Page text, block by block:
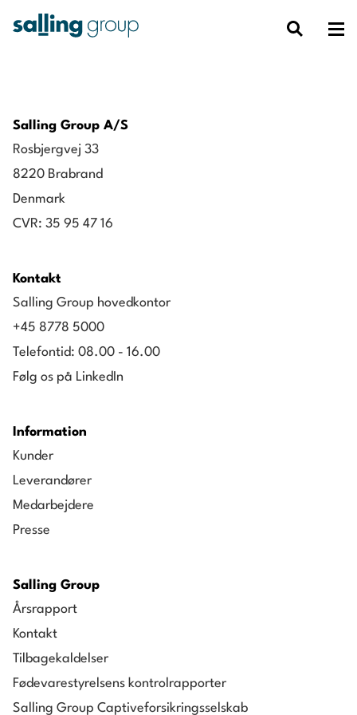
Salling Group A/S
Rosbjergvej 33
8220 Brabrand
Denmark
CVR: 35 95 47 16
Kontakt
Salling Group hovedkontor
+45 8778 5000
Telefontid: 08.00 - 16.00
Følg os på LinkedIn
Information
Kunder
Leverandører
Medarbejdere
Presse
Salling Group
Årsrapport
Kontakt
Tilbagekaldelser
Fødevarestyrelsens kontrolrapporter
Salling Group Captiveforsikringsselskab